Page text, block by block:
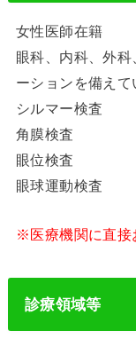
女性医師在籍
眼科、内科、外
ーションを備えて
シルマー検査
角膜検査
眼位検査
眼球運動検査
※医療機関に直接
診療領域等